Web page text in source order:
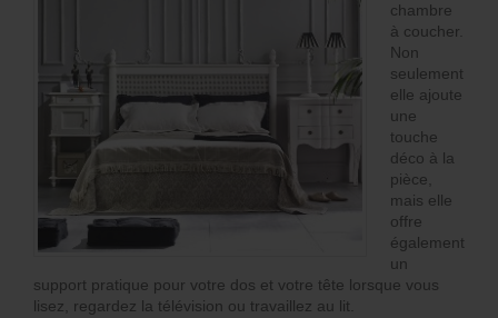
chambre
à coucher.
Non
seulement
elle ajoute
une
touche
déco à la
pièce,
mais elle
offre
également
un
support pratique pour votre dos et votre tête lorsque vous
lisez, regardez la télévision ou travaillez au lit.